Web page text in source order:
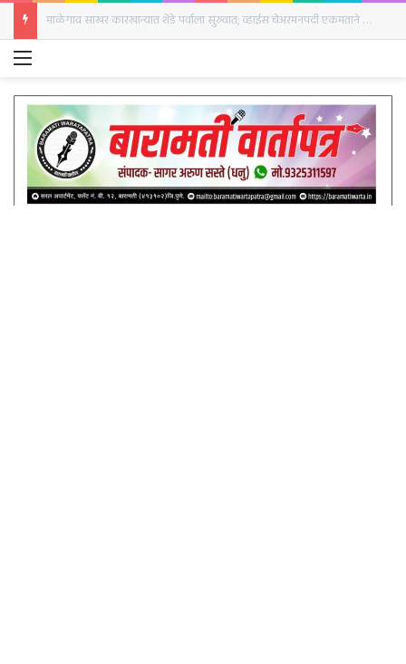
‘भारत माता की जय’च्या घोषणांनी दुमदुमली बारामती; हुतात्मा स्तंभाला अभिवादन
Menu